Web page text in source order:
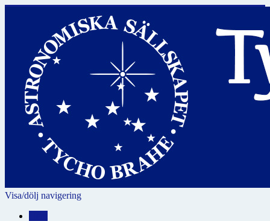
Visa/dölj navigering